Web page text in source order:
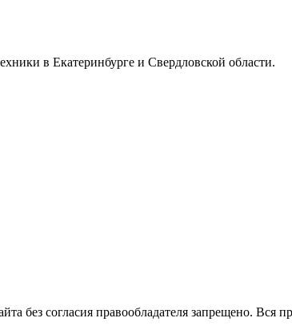
в Екатеринбурге и Свердловской области.
согласия правообладателя запрещено. Вся